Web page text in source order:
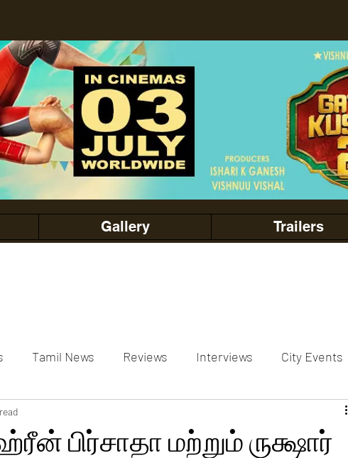
Gallery Trailers
Tamil News Reviews Interviews City Events
Events Gallery actors gallery
பிர்சாதா மற்றும் ருக்ஷார்